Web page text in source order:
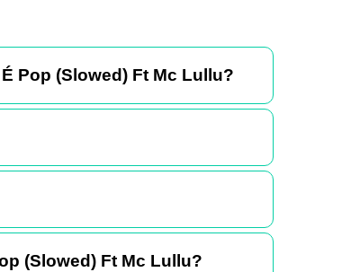
Pop (Slowed) Ft Mc Lullu?
(Slowed) Ft Mc Lullu?